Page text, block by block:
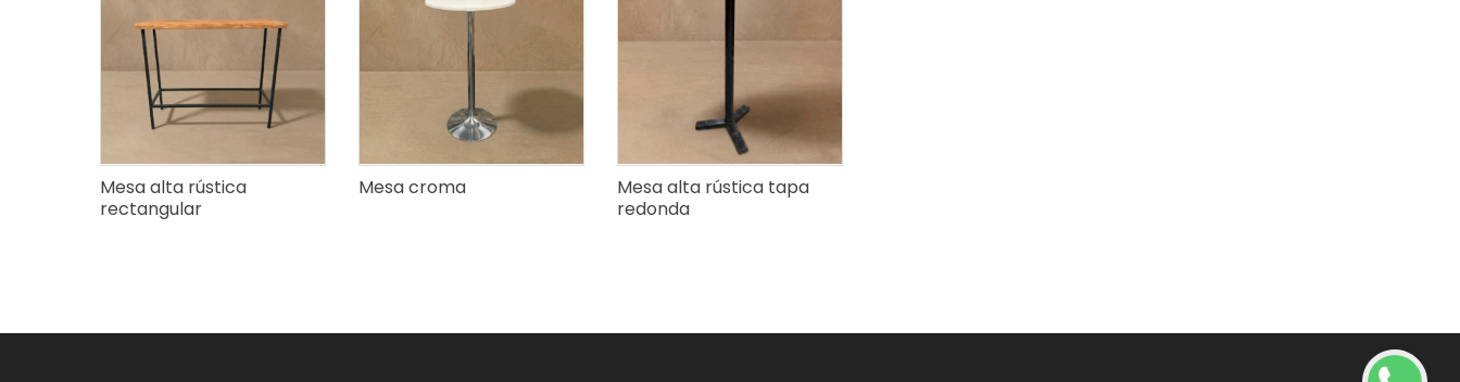
Mesa alta rústica
rectangular
Mesa croma
Mesa alta rústica tapa
redonda